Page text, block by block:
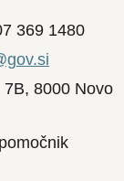
369 1480
8000 Novo